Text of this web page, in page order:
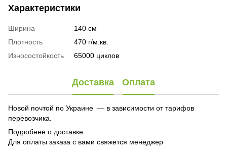
Характеристики
Ширина
140 см
Плотность
470 г/м.кв.
Износостойкость
65000 циклов
Доставка Оплата
Новой почтой по Украине — в зависимости от тарифов
перевозчика.
Подробнее о доставке
Для оплаты заказа с вами свяжется менеджер